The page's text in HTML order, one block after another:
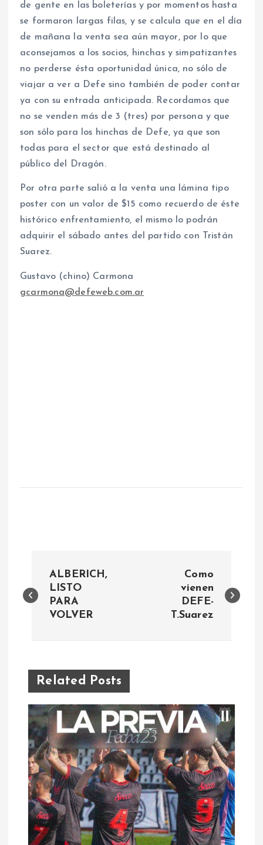
de gente en las boleterías y por momentos hasta
se formaron largas filas, y se calcula que en el día
de mañana la venta sea aún mayor, por lo que
aconsejamos a los socios, hinchas y simpatizantes
no perderse ésta oportunidad única, no sólo de
viajar a ver a Defe sino también de poder contar
ya con su entrada anticipada. Recordamos que
no se venden más de 3 (tres) por persona y que
son sólo para los hinchas de Defe, ya que son
todas para el sector que está destinado al
público del Dragón.
Por otra parte salió a la venta una lámina tipo
poster con un valor de $15 como recuerdo de éste
histórico enfrentamiento, el mismo lo podrán
adquirir el sábado antes del partido con Tristán
Suarez.
Gustavo (chino) Carmona
gcarmona@defeweb.com.ar
a
a
c
ó
n
ALBERICH,
LISTO
PARA
VOLVER
Como
vienen
DEFE-
T.Suarez
Related Posts